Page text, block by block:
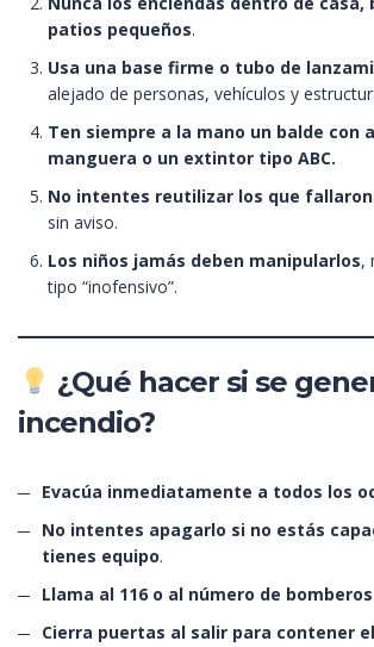
patios pequeños.
Usa una base firme o tubo de
alejado de personas, vehículos y
Ten siempre a la mano un balde con
manguera o un extintor tipo ABC.
No intentes reutilizar los que fallaron
sin aviso.
Los niños jamás deben manipularlos,
tipo “inofensivo”.
¿Qué hacer si se
incendio?
Evacúa inmediatamente a todos los
No intentes apagarlo si no estás
tienes equipo.
Llama al 116 o al número de
Cierra puertas al salir para contener